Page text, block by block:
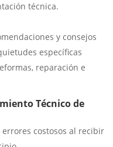
técnica.
y consejos
específicas
reparación e
Técnico de
errores costosos al recibir